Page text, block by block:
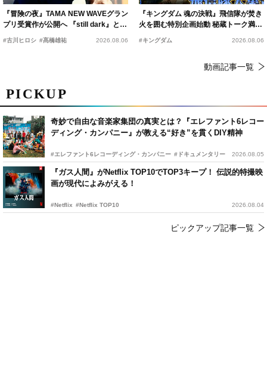
PICKUP
奇妙で自由な音楽家集団の真実とは？『エレファント6レコー
ディング・カンパニー』が教える“好き”を貫くDIY精神
#エレファント6レコーディング・カンパニー #ドキュメンタリー 2026.08.05
『ガス人間』がNetflix TOP10でTOP3キープ！ 伝説的特撮映
画が現代によみがえる！
#Netflix #Netflix TOP10 2026.08.04
ピックアップ記事一覧
『冒険の夜』TAMA NEW WAVEグラン
プリ受賞作が公開へ 『still dark』と同
時上映決定
#古川ヒロシ #髙橋雄祐 2026.08.06
『キングダム 魂の決戦』飛信隊が焚き
火を囲む特別企画始動 秘蔵トーク満載
の“キングダムキャンプ”開催
#キングダム 2026.08.06
動画記事一覧